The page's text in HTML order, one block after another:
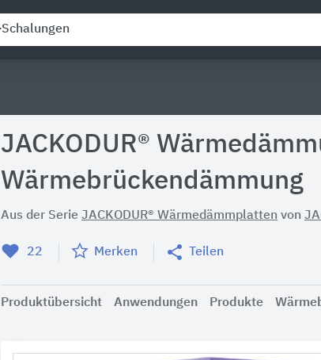
JACKODUR®
Wärmebrückendämmung
Aus der Serie JACKODUR® Wärmedämmplatten von
22 Merken Teilen
Produktübersicht Anwendungen Produkte